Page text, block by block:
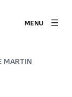
MENU
MARTIN